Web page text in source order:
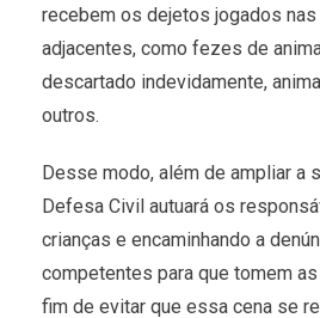
recebem os dejetos jogados
adjacentes, como fezes de
descartado indevidamente,
outros.
Desse modo, além de ampliar a
Defesa Civil autuará os
crianças e encaminhando a
competentes para que tomem
fim de evitar que essa cena se